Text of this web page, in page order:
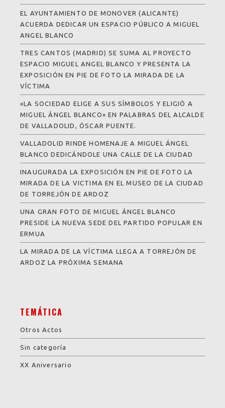
EL AYUNTAMIENTO DE MONOVER (ALICANTE)
ACUERDA DEDICAR UN ESPACIO PÚBLICO A MIGUEL
ANGEL BLANCO
TRES CANTOS (MADRID) SE SUMA AL PROYECTO
ESPACIO MIGUEL ANGEL BLANCO Y PRESENTA LA
EXPOSICIÓN EN PIE DE FOTO LA MIRADA DE LA
VÍCTIMA
«LA SOCIEDAD ELIGE A SUS SÍMBOLOS Y ELIGIÓ A
MIGUEL ÁNGEL BLANCO» EN PALABRAS DEL ALCALDE
DE VALLADOLID, ÓSCAR PUENTE.
VALLADOLID RINDE HOMENAJE A MIGUEL ÁNGEL
BLANCO DEDICÁNDOLE UNA CALLE DE LA CIUDAD
INAUGURADA LA EXPOSICIÓN EN PIE DE FOTO LA
MIRADA DE LA VICTIMA EN EL MUSEO DE LA CIUDAD
DE TORREJÓN DE ARDOZ
UNA GRAN FOTO DE MIGUEL ÁNGEL BLANCO
PRESIDE LA NUEVA SEDE DEL PARTIDO POPULAR EN
ERMUA
LA MIRADA DE LA VÍCTIMA LLEGA A TORREJÓN DE
ARDOZ LA PRÓXIMA SEMANA
TEMÁTICA
Otros Actos
Sin categoría
XX Aniversario